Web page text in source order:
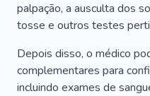
palpação, a ausculta dos
tosse e outros testes
Depois disso, o médico
complementares para
incluindo exames de